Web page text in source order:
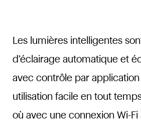
Les lumières intelligentes
d’éclairage automatique et
avec contrôle par
utilisation facile en tout
où avec une connexion Wi-Fi